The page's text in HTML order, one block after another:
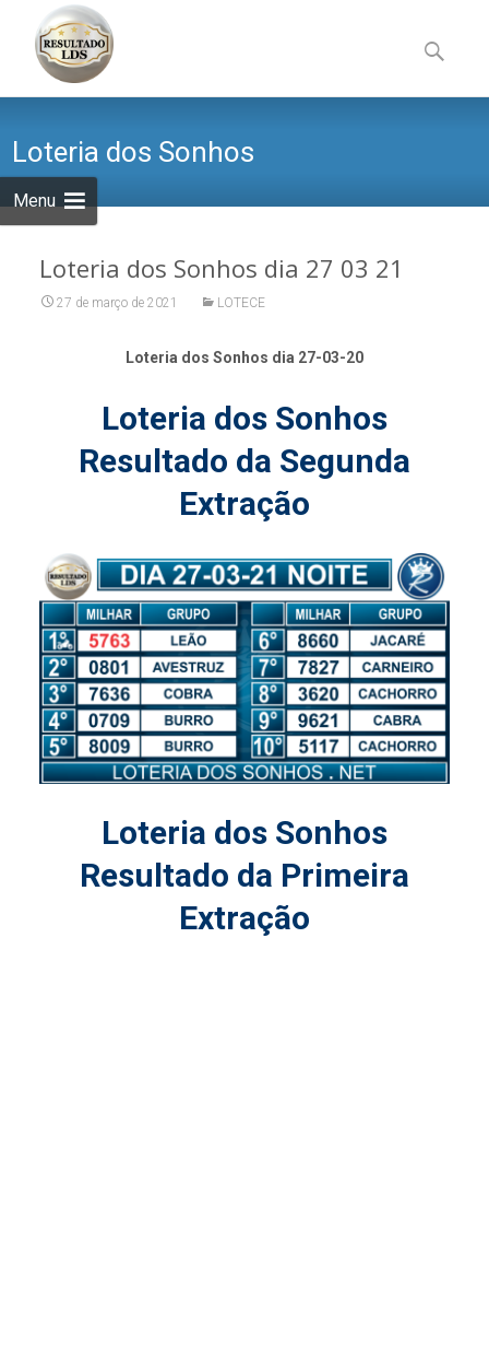
Menu
to
content
por:
Loteria dos Sonhos
Loteria dos Sonhos dia 27 03 21
27 de março de 2021 LOTECE
Loteria dos Sonhos dia 27-03-20
Loteria dos Sonhos
Resultado da Segunda
Extração
Loteria dos Sonhos
Resultado da Primeira
Extração